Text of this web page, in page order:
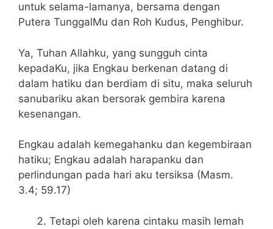
untuk selama-lamanya, bersama dengan
Putera TunggalMu dan Roh Kudus, Penghibur.
Ya, Tuhan Allahku, yang sungguh cinta
kepadaKu, jika Engkau berkenan datang di
dalam hatiku dan berdiam di situ, maka seluruh
sanubariku akan bersorak gembira karena
kesenangan.
Engkau adalah kemegahanku dan kegembiraan
hatiku; Engkau adalah harapanku dan
perlindungan pada hari aku tersiksa (Masm.
3.4; 59.17)
Tetapi oleh karena cintaku masih lemah